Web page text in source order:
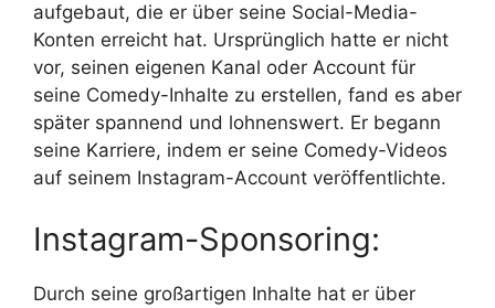
aufgebaut, die er über seine Social-Media-
Konten erreicht hat. Ursprünglich hatte er nicht
vor, seinen eigenen Kanal oder Account für
seine Comedy-Inhalte zu erstellen, fand es aber
später spannend und lohnenswert. Er begann
seine Karriere, indem er seine Comedy-Videos
auf seinem Instagram-Account veröffentlichte.
Instagram-Sponsoring:
Durch seine großartigen Inhalte hat er über